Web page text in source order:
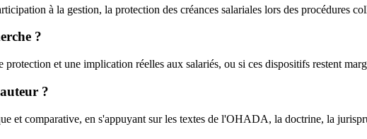
à la gestion, la protection des créances salariales lors des procédures
?
et une implication réelles aux salariés, ou si ces dispositifs restent
?
et comparative, en s'appuyant sur les textes de l'OHADA, la doctrine, la